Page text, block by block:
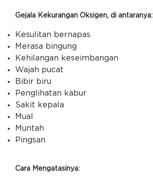
Gejala Kekurangan Oksigen, di antaranya:
Kesulitan bernapas
Merasa bingung
Kehilangan keseimbangan
Wajah pucat
Bibir biru
Penglihatan kabur
Sakit kepala
Mual
Muntah
Pingsan
Cara Mengatasinya: